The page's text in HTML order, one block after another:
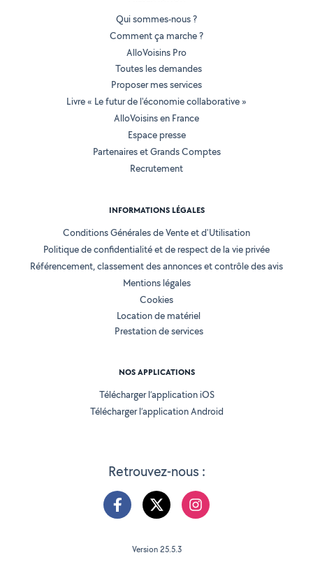
Retrouvez-nous :
Qui sommes-nous ?
Comment ça marche ?
AlloVoisins Pro
Toutes les demandes
Proposer mes services
Livre « Le futur de l'économie collaborative »
AlloVoisins en France
Espace presse
Partenaires et Grands Comptes
Recrutement
INFORMATIONS LÉGALES
Conditions Générales de Vente et d'Utilisation
Politique de confidentialité et de respect de la vie privée
Référencement, classement des annonces et contrôle des avis
Mentions légales
Cookies
Location de matériel
Prestation de services
NOS APPLICATIONS
Télécharger l’application iOS
Télécharger l’application Android
Version 25.5.3